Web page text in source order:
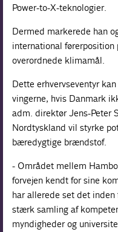
Power-to-X-teknologier.
Dermed markerede han
international
overordnede klimamål.
Dette erhvervseventyr
vingerne, hvis Danmark
adm. direktør Jens-Peter
Nordtyskland vil styrke
bæredygtige brændstof.
- Området mellem
forvejen kendt for sine
har allerede set det
stærk samling af
myndigheder og